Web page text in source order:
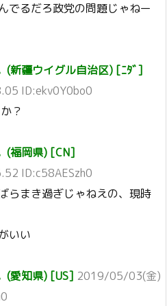
でるだろ政党の問題じゃねー
(新疆ウイグル自治区) [ﾆﾀﾞ]
ID:ekv0Y0bo0
？
(福岡県) [CN]
ID:c58AESzh0
らまき過ぎじゃねえの、現時
いい
(愛知県) [US] 2019/05/03(金)